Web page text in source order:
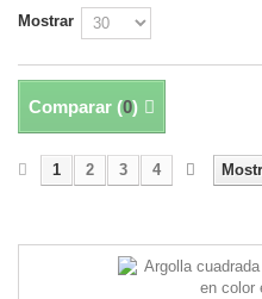
Mostrar
Comparar (0)
1 2 3 4